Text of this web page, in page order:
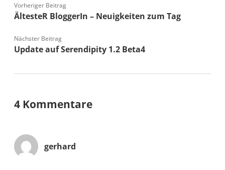
Vorheriger Beitrag
ÄltesteR BloggerIn – Neuigkeiten zum Tag
Nächster Beitrag
Update auf Serendipity 1.2 Beta4
4 Kommentare
gerhard